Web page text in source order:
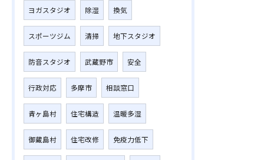
ヨガスタジオ 除湿 換気
スポーツジム 清掃 地下スタジオ
防音スタジオ 武蔵野市 安全
行政対応 多摩市 相談窓口
青ヶ島村 住宅構造 温暖多湿
御蔵島村 住宅改修 免疫力低下